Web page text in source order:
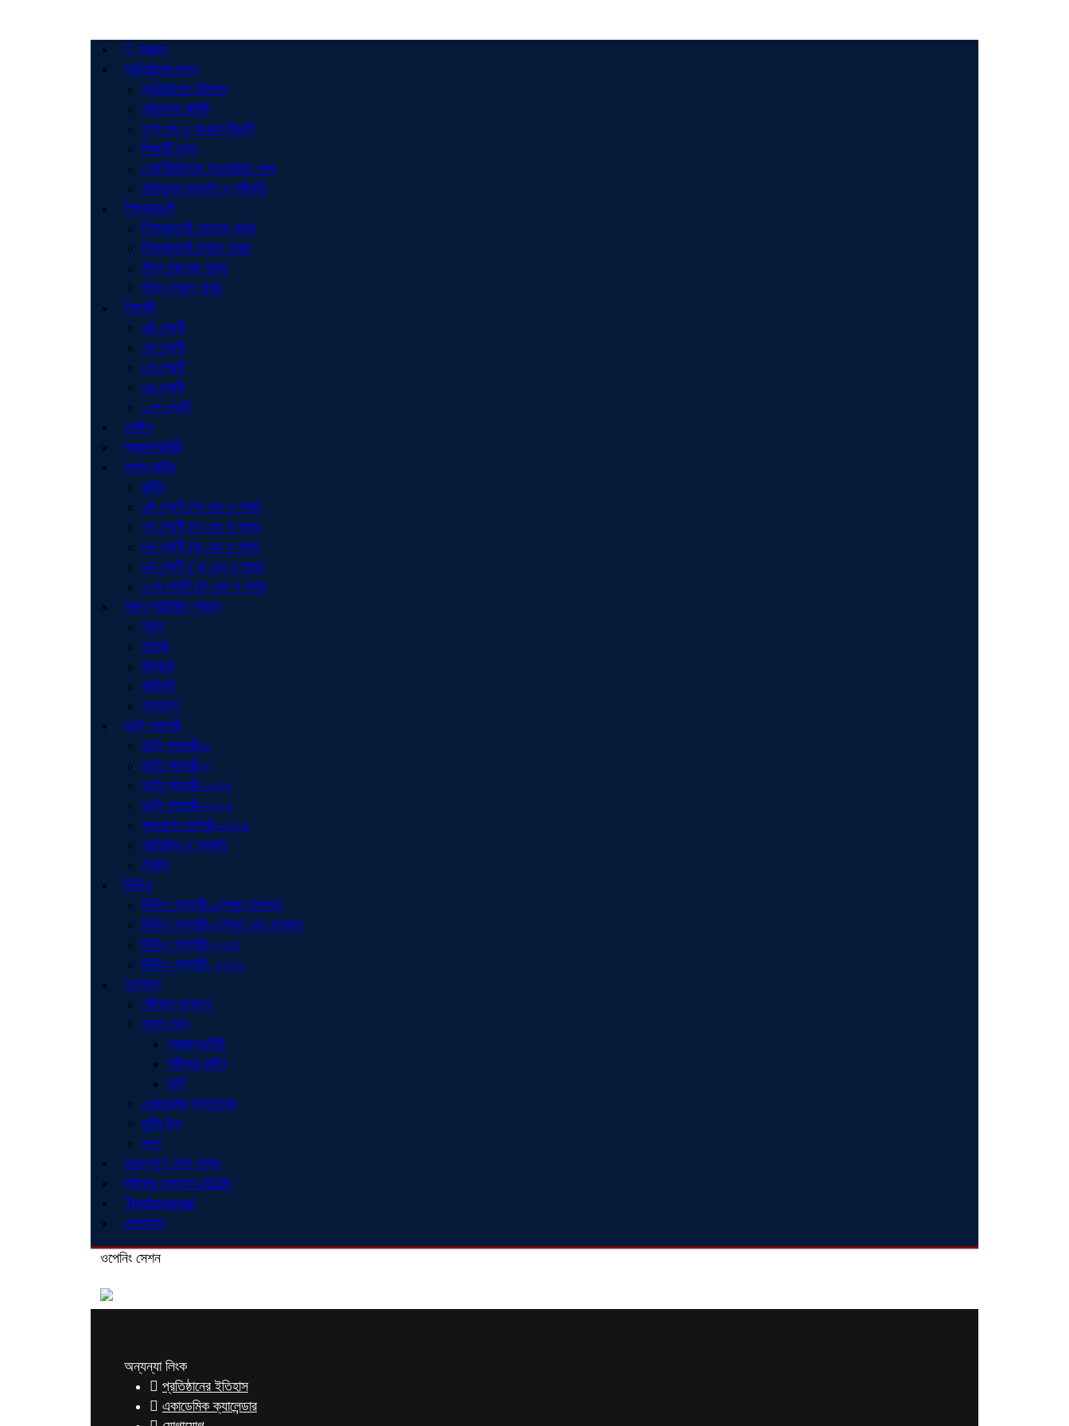
প্রচ্ছদ
প্রতিষ্ঠানের তথ্য
প্রতিষ্ঠানের ইতিহাস
পরিচালনা কমিটি
শূণ্য পদ ও জনবল বিবরণী
শিক্ষার্থী তথ্য
শ্রেণিভিত্তিক অনুমোদিত শাখা
পাঠদানের অনুমতি ও স্বীকৃতি
শিক্ষকমন্ডলী
শিক্ষকমন্ডলী (কলেজ শাখা)
শিক্ষকমন্ডলী (স্কুল শাখা)
স্টাফ (কলেজ শাখা)
স্টাফ (স্কুল শাখা)
শিক্ষার্থী
৬ষ্ঠ শ্রেণী
৭ম শ্রেণী
৮ম শ্রেণী
৯ম শ্রেণী
১০ম শ্রেণী
নোটিশ
প্রজ্ঞাপন/চিঠি
ক্লাশ রুটিন
রুটিন
৬ষ্ঠ শ্রেণী (ক এবং খ শাখা)
৭ম শ্রেণী (ক এবং খ শাখা)
৮ম শ্রেণী (ক এবং খ শাখা)
৯ম শ্রেণী ( ক এবং খ শাখা)
১০ম শ্রেণী (ক এবং খ শাখা)
সকল প্রতিষ্ঠান প্রধান
স্কুল
কলেজ
মাদ্রাসা
কারিগরি
অন্যান্য
ফটো গ্যালারী
ফটো গ্যালারী-১
ফটো গ্যালারী-২
ফটো গ্যালারী-২০২৫
ফটো গ্যালারী-২০২৬
বৃক্ষরোপণ কর্মসূচি-২০২৬
প্রতিষ্ঠান ও প্রকৃতি
ট্রেনিং
ভিডিও
ভিডিও গ্যালারী-১(স্কুল-কলেজ)
ভিডিও গ্যালারী-২(স্কুল এন্ড কলেজ)
ভিডিও গ্যালারী-২০২৫
ভিডিও গ্যালারী- ২০২৬
অন্যান্য
পরীক্ষার ফলাফল
সকল তথ্য
প্রজ্ঞাপন/চিঠি
পরীক্ষার রুটিন
ভর্তি
একাডেমিক ক্যালেন্ডার
ছুটির দিন
ব্লগ
গুরুত্বপূর্ণ ফোন নম্বর
পরীক্ষার ফলাফল-2025
Testimonial
যোগাযোগ
ওপেনিং সেশন
অন্যন্যা লিংক
প্রতিষ্ঠানের ইতিহাস
একাডেমিক ক্যালেন্ডার